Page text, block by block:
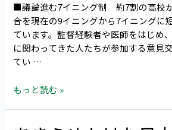
■議論進む7イニング制 約7割の高校
合を現在の9イニングから7イニングに
ています。監督経験者や医師をはじめ
に関わってきた人たちが参加する意見
てい …
暑
さ
対
策
に
効？
もっと読む »